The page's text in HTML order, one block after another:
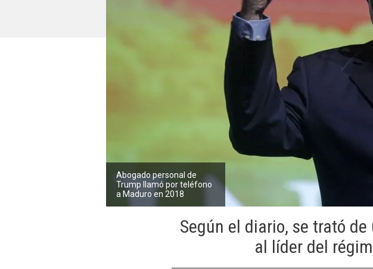
Abogado personal de
Trump llamó por teléfono
a Maduro en 2018
Según el diario, se trató
al líder del